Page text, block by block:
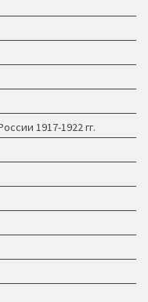
1917-1922 гг.